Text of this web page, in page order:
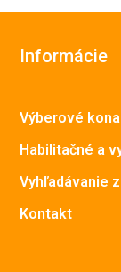
Informácie
Výberové
Habilitačné a
Vyhľadávanie
Kontakt